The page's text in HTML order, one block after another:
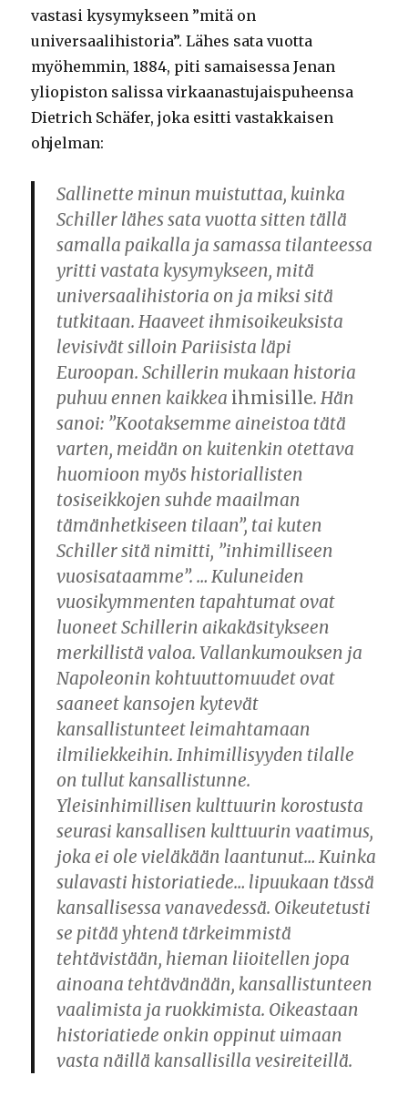
vastasi kysymykseen ”mitä on
universaalihistoria”. Lähes sata vuotta
myöhemmin, 1884, piti samaisessa Jenan
yliopiston salissa virkaanastujaispuheensa
Dietrich Schäfer, joka esitti vastakkaisen
ohjelman:
Sallinette minun muistuttaa, kuinka
Schiller lähes sata vuotta sitten tällä
samalla paikalla ja samassa tilanteessa
yritti vastata kysymykseen, mitä
universaalihistoria on ja miksi sitä
tutkitaan. Haaveet ihmisoikeuksista
levisivät silloin Pariisista läpi
Euroopan. Schillerin mukaan historia
puhuu ennen kaikkea ihmisille. Hän
sanoi: ”Kootaksemme aineistoa tätä
varten, meidän on kuitenkin otettava
huomioon myös historiallisten
tosiseikkojen suhde maailman
tämänhetkiseen tilaan”, tai kuten
Schiller sitä nimitti, ”inhimilliseen
vuosisataamme”. … Kuluneiden
vuosikymmenten tapahtumat ovat
luoneet Schillerin aikakäsitykseen
merkillistä valoa. Vallankumouksen ja
Napoleonin kohtuuttomuudet ovat
saaneet kansojen kytevät
kansallistunteet leimahtamaan
ilmiliekkeihin. Inhimillisyyden tilalle
on tullut kansallistunne.
Yleisinhimillisen kulttuurin korostusta
seurasi kansallisen kulttuurin vaatimus,
joka ei ole vieläkään laantunut… Kuinka
sulavasti historiatiede… lipuukaan tässä
kansallisessa vanavedessä. Oikeutetusti
se pitää yhtenä tärkeimmistä
tehtävistään, hieman liioitellen jopa
ainoana tehtävänään, kansallistunteen
vaalimista ja ruokkimista. Oikeastaan
historiatiede onkin oppinut uimaan
vasta näillä kansallisilla vesireiteillä.